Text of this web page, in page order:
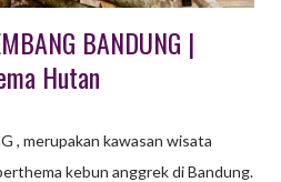
BANDUNG |
Hutan
, merupakan kawasan wisata
kebun anggrek di Bandung.